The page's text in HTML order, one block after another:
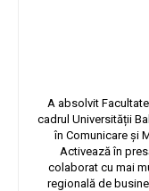
A absolvit
cadrul Universității
în Comunicare și
Activează în
colaborat cu mai
regională de